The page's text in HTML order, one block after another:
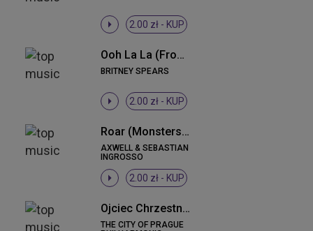
2.00 zł - KUP
Ooh La La (From The Smurfs 2)
BRITNEY SPEARS
2.00 zł - KUP
Roar (Monsters University OST)
AXWELL & SEBASTIAN
INGROSSO
2.00 zł - KUP
Ojciec Chrzestny / The Godfather
THE CITY OF PRAGUE